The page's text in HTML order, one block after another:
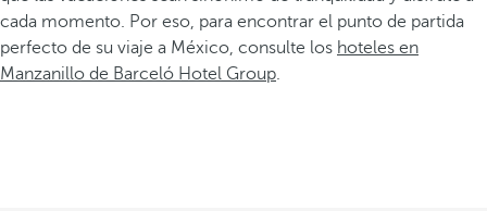
cada momento. Por eso, para encontrar el punto de partida
perfecto de su viaje a México, consulte los hoteles en
Manzanillo de Barceló Hotel Group.